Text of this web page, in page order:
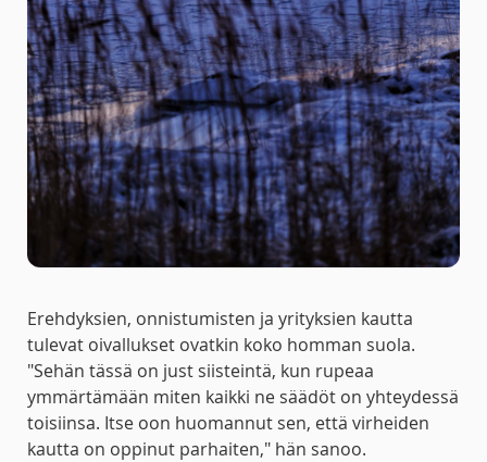
Erehdyksien, onnistumisten ja yrityksien kautta
tulevat oivallukset ovatkin koko homman suola.
"Sehän tässä on just siisteintä, kun rupeaa
ymmärtämään miten kaikki ne säädöt on yhteydessä
toisiinsa. Itse oon huomannut sen, että virheiden
kautta on oppinut parhaiten," hän sanoo.